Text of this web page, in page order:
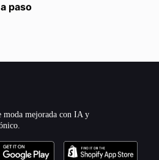
paso
moda mejorada con IA y